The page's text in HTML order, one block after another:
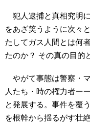
犯人逮捕と真相究明
をあざ笑うように次々
たしてガス人間とは何
たのか？ その真の目的
やがて事態は警察・
人たち・時の権力者ー
と発展する。事件を覆
を根幹から揺るがす壮